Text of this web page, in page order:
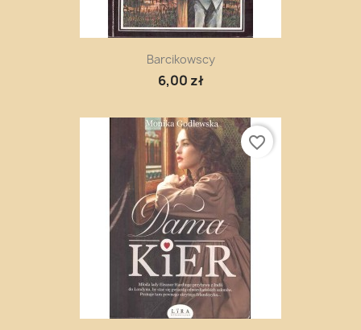
Barcikowscy
6,00 zł
favorite_border